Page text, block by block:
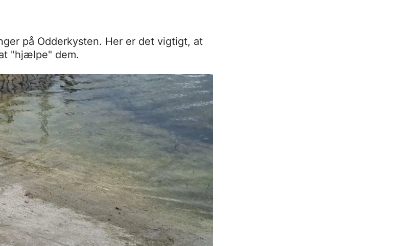
på Odderkysten. Her er det vigtigt, at
"hjælpe" dem.